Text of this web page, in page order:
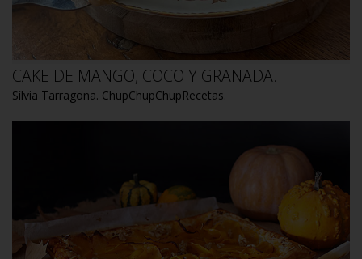
CAKE DE MANGO, COCO Y GRANADA.
Sílvia Tarragona. ChupChupChupRecetas.